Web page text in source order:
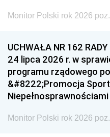
Monitor Polski rok 2026
UCHWAŁA NR 162
24 lipca 2026 r. w
programu rządowego
&#8222;Promocja
Monitor Polski rok 2026